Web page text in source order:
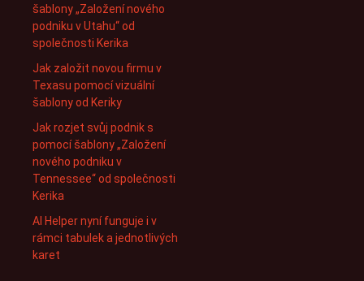
šablony „Založení nového
podniku v Utahu“ od
společnosti Kerika
Jak založit novou firmu v
Texasu pomocí vizuální
šablony od Keriky
Jak rozjet svůj podnik s
pomocí šablony „Založení
nového podniku v
Tennessee“ od společnosti
Kerika
AI Helper nyní funguje i v
rámci tabulek a jednotlivých
karet